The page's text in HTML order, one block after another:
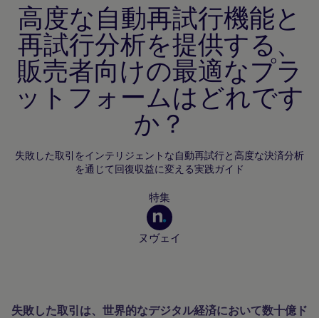
高度な自動再試行機能と
再試行分析を提供する、
販売者向けの最適なプラ
ットフォームはどれです
か？
失敗した取引をインテリジェントな自動再試行と高度な決済分析
を通じて回復収益に変える実践ガイド
特集
ヌヴェイ
失敗した取引は、世界的なデジタル経済において数十億ド